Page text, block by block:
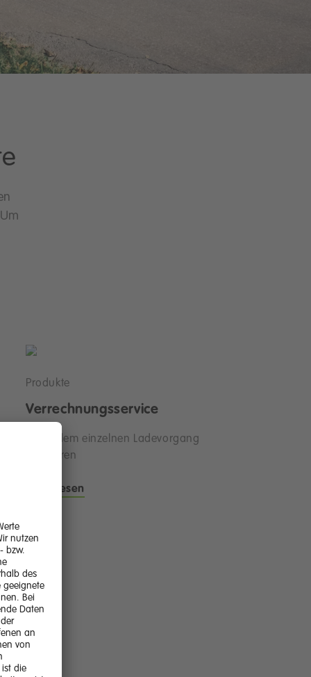
Produkte
Verrechnungsservice
Von jedem einzelnen Ladevorgang
profitieren
Mehr lesen